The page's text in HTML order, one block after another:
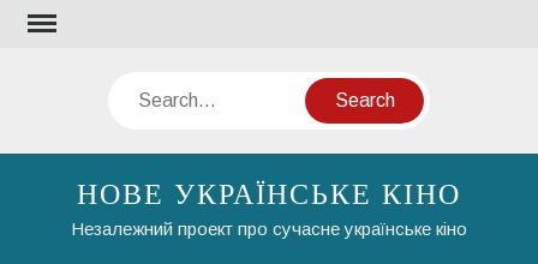
Skip
Search
НОВЕ УКРАЇНСЬКЕ КІНО
Незалежний проект про сучасне українське кіно